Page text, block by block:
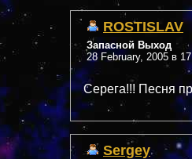
ROSTISLAV
Запасной Выход
28 February, 2005 в
Серега!!! Песня
Sergey